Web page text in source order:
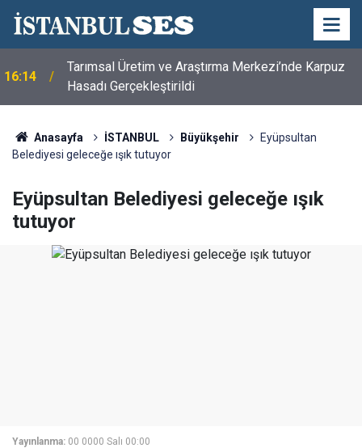
16:14
Tarımsal Üretim ve Araştırma Merkezi’nde Karpuz
Hasadı Gerçekleştirildi
Anasayfa İSTANBUL Büyükşehir
Eyüpsultan
Belediyesi geleceğe ışık tutuyor
Eyüpsultan Belediyesi geleceğe ışık
tutuyor
Yayınlanma: 00 0000 Salı 00:00